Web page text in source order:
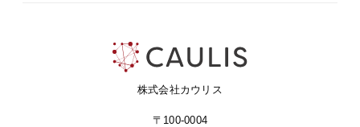
株式会社カウリス
〒100-0004